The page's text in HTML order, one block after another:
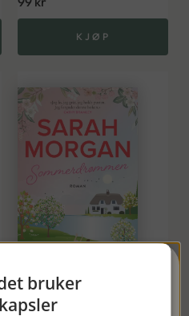
KJØP
Sommerdrømmen
RABATT
bruker